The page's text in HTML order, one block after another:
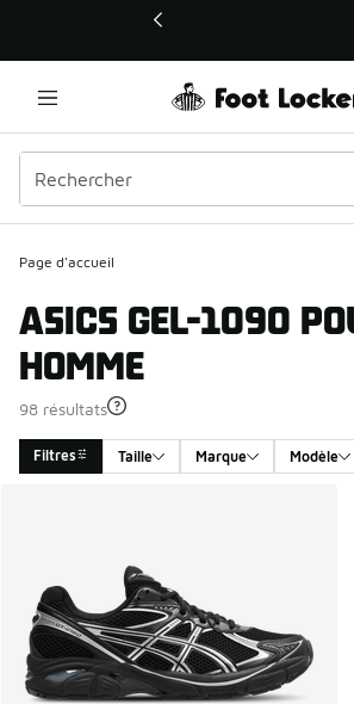
Ce lien ouvrira une nouvelle fenêtre
Page d'accueil
ASICS GEL-1090
HOMME
98 résultats
Filtres Taille Marque Modèle